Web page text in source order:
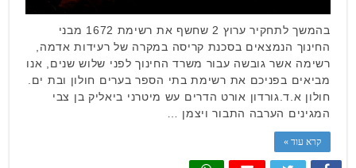
בהמשך לתחקיר ערוץ 2 שחשף את רשימת 1672 מבני
החינוך הנמצאים בסכנת קריסה במקרה של רעידות אדמה,
רשימה אשר גובשה עבור משרד החינוך לפני שלוש שנים, אנו
מביאים בפניכם את רשימת בתי הספר בערים חולון ובת ים.
חולון א.ד.גורדון אורט הדרים עש מיטרני ביאליק בן צבי
המגינים הערבה התבור ויצמן …
קרא עוד »